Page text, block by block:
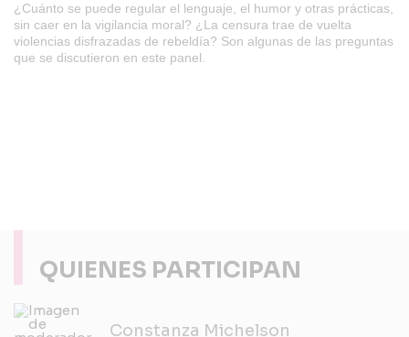
¿Cuánto se puede regular el lenguaje, el humor y otras prácticas,
sin caer en la vigilancia moral? ¿La censura trae de vuelta
violencias disfrazadas de rebeldía? Son algunas de las preguntas
que se discutieron en este panel.
QUIENES PARTICIPAN
Constanza Michelson